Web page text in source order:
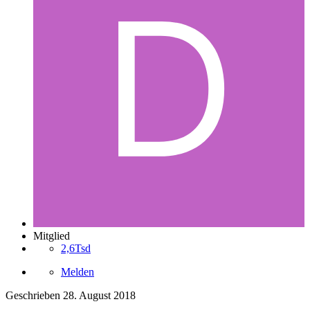
Mitglied
2,6Tsd
Melden
Geschrieben 28. August 2018